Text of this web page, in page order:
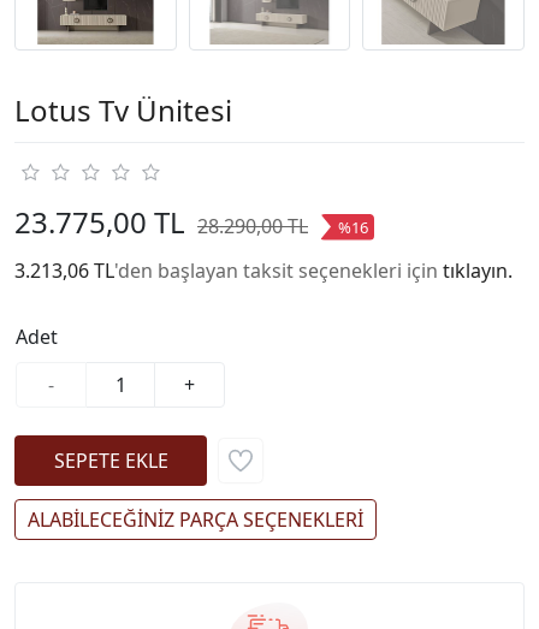
Lotus Tv Ünitesi
23.775,00 TL 28.290,00 TL %16
3.213,06 TL'den başlayan taksit seçenekleri için tıklayın.
Adet
-
+
ALABİLECEĞİNİZ PARÇA SEÇENEKLERİ